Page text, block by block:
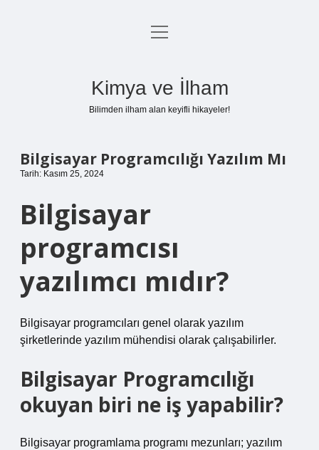
Anasayfa
menüyü
Kimya ve İlham
Bilimden ilham alan keyifli hikayeler!
Bilgisayar Programcılığı Yazılım Mı
Tarih: Kasım 25, 2024
Bilgisayar
programcısı
yazılımcı mıdır?
Bilgisayar programcıları genel olarak yazılım
şirketlerinde yazılım mühendisi olarak çalışabilirler.
Bilgisayar Programcılığı
okuyan biri ne iş yapabilir?
Bilgisayar programlama programı mezunları; yazılım